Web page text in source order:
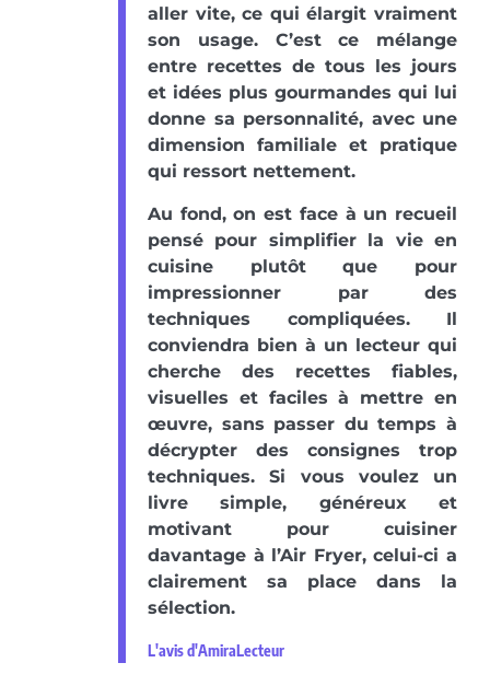
aller vite, ce qui élargit vraiment
son usage. C’est ce mélange
entre recettes de tous les jours
et idées plus gourmandes qui lui
donne sa personnalité, avec une
dimension familiale et pratique
qui ressort nettement.
Au fond, on est face à un recueil
pensé pour simplifier la vie en
cuisine plutôt que pour
impressionner par des
techniques compliquées. Il
conviendra bien à un lecteur qui
cherche des recettes fiables,
visuelles et faciles à mettre en
œuvre, sans passer du temps à
décrypter des consignes trop
techniques. Si vous voulez un
livre simple, généreux et
motivant pour cuisiner
davantage à l’Air Fryer, celui-ci a
clairement sa place dans la
sélection.
L'avis d'AmiraLecteur